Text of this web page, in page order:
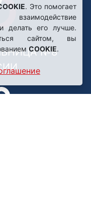
№8
. Это помогает
взаимодействие
делать его лучше.
сайтом, вы
COOKIE.